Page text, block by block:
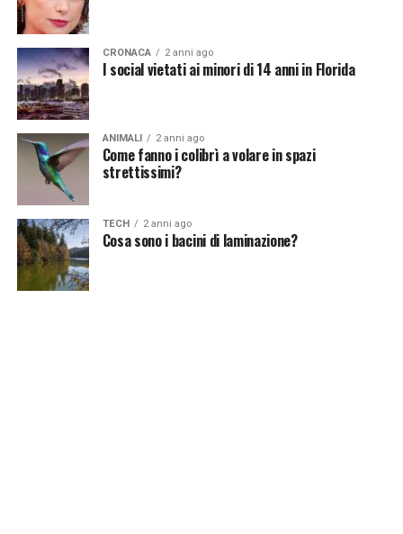
https://www.ilciriaco.it/2023/12/10/beatrice-luzzi-
incantevole-da-giovanissima-la-foto-in-copertina-
comera-la-concorrente-del-grande-fratello/]
Continua a leggere su atuttonotizie.it
Vuoi essere sempre aggiornato e ricevere le principali
notizie del giorno?
CRONACA 2 anni ago
I social vietati ai minori di 14 anni in Florida
ANIMALI 2 anni ago
Come fanno i colibrì a volare in spazi
strettissimi?
TECH 2 anni ago
Cosa sono i bacini di laminazione?